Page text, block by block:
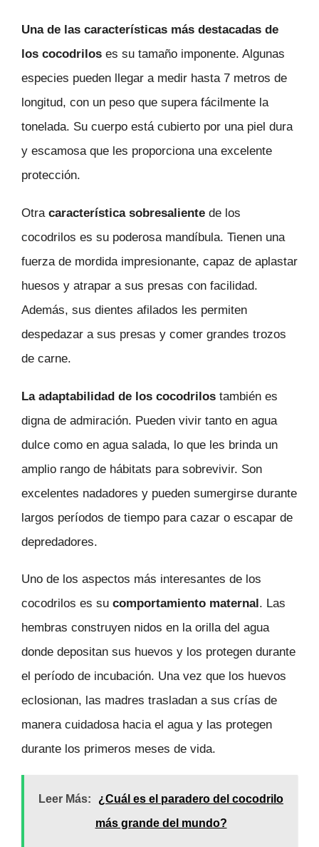
Una de las características más destacadas de
los cocodrilos es su tamaño imponente. Algunas
especies pueden llegar a medir hasta 7 metros de
longitud, con un peso que supera fácilmente la
tonelada. Su cuerpo está cubierto por una piel dura
y escamosa que les proporciona una excelente
protección.
Otra característica sobresaliente de los
cocodrilos es su poderosa mandíbula. Tienen una
fuerza de mordida impresionante, capaz de aplastar
huesos y atrapar a sus presas con facilidad.
Además, sus dientes afilados les permiten
despedazar a sus presas y comer grandes trozos
de carne.
La adaptabilidad de los cocodrilos también es
digna de admiración. Pueden vivir tanto en agua
dulce como en agua salada, lo que les brinda un
amplio rango de hábitats para sobrevivir. Son
excelentes nadadores y pueden sumergirse durante
largos períodos de tiempo para cazar o escapar de
depredadores.
Uno de los aspectos más interesantes de los
cocodrilos es su comportamiento maternal . Las
hembras construyen nidos en la orilla del agua
donde depositan sus huevos y los protegen durante
el período de incubación. Una vez que los huevos
eclosionan, las madres trasladan a sus crías de
manera cuidadosa hacia el agua y las protegen
durante los primeros meses de vida.
Leer Más:
¿Cuál es el paradero del cocodrilo
más grande del mundo?